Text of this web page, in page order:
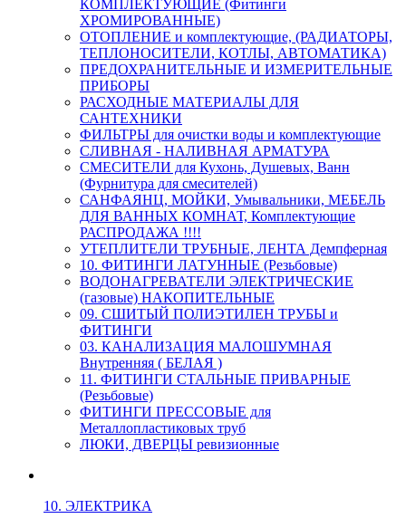
КОМПЛЕКТУЮЩИЕ (Фитинги
ХРОМИРОВАННЫЕ)
ОТОПЛЕНИЕ и комплектующие, (РАДИАТОРЫ,
ТЕПЛОНОСИТЕЛИ, КОТЛЫ, АВТОМАТИКА)
ПРЕДОХРАНИТЕЛЬНЫЕ И ИЗМЕРИТЕЛЬНЫЕ
ПРИБОРЫ
РАСХОДНЫЕ МАТЕРИАЛЫ ДЛЯ
САНТЕХНИКИ
ФИЛЬТРЫ для очистки воды и комплектующие
СЛИВНАЯ - НАЛИВНАЯ АРМАТУРА
СМЕСИТЕЛИ для Кухонь, Душевых, Ванн
(Фурнитура для смесителей)
САНФАЯНЦ, МОЙКИ, Умывальники, МЕБЕЛЬ
ДЛЯ ВАННЫХ КОМНАТ, Комплектующие
РАСПРОДАЖА !!!!
УТЕПЛИТЕЛИ ТРУБНЫЕ, ЛЕНТА Демпферная
10. ФИТИНГИ ЛАТУННЫЕ (Резьбовые)
ВОДОНАГРЕВАТЕЛИ ЭЛЕКТРИЧЕСКИЕ
(газовые) НАКОПИТЕЛЬНЫЕ
09. СШИТЫЙ ПОЛИЭТИЛЕН ТРУБЫ и
ФИТИНГИ
03. КАНАЛИЗАЦИЯ МАЛОШУМНАЯ
Внутренняя ( БЕЛАЯ )
11. ФИТИНГИ СТАЛЬНЫЕ ПРИВАРНЫЕ
(Резьбовые)
ФИТИНГИ ПРЕССОВЫЕ для
Металлопластиковых труб
ЛЮКИ, ДВЕРЦЫ ревизионные
10. ЭЛЕКТРИКА